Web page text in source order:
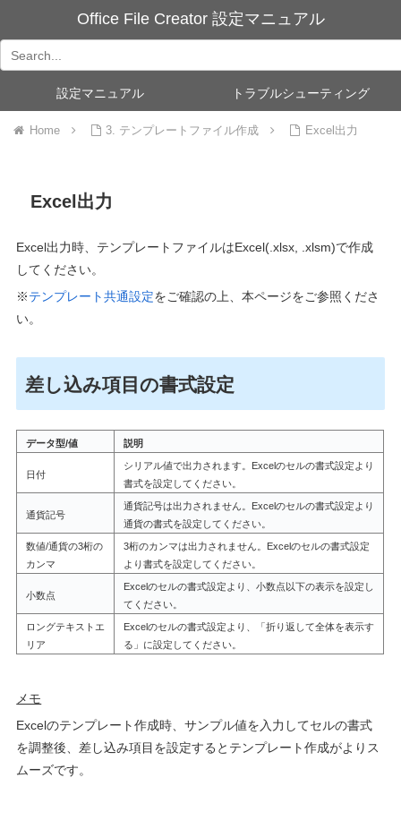
Office File Creator 設定マニュアル
設定マニュアル トラブルシューティング
Home 3. テンプレートファイル作成 Excel出力
Excel出力
Excel出力時、テンプレートファイルはExcel(.xlsx, .xlsm)で作成
してください。
※テンプレート共通設定をご確認の上、本ページをご参照くださ
い。
差し込み項目の書式設定
データ型/値 説明
日付
シリアル値で出力されます。 Excelのセルの書式設定より
書式を設定してください。
通貨記号
通貨記号は出力されません。 Excelのセルの書式設定より
通貨の書式を設定してください。
数値/通貨の3桁の
カンマ
3桁のカンマは出力されません。 Excelのセルの書式設定
より書式を設定してください。
小数点
Excelのセルの書式設定より、小数点以下の表示を設定し
てください。
ロングテキストエ
リア
Excelのセルの書式設定より、「折り返して全体を表示す
る」に設定してください。
メモ
Excelのテンプレート作成時、サンプル値を入力してセルの書式
を調整後、差し込み項目を設定するとテンプレート作成がよりス
ムーズです。